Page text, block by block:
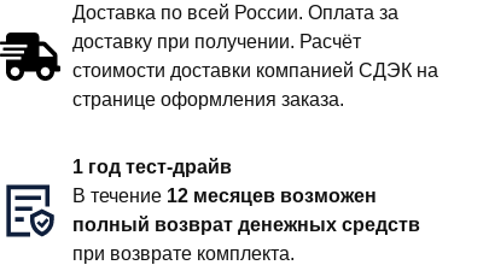
Доставка по всей России. Оплата за
доставку при получении. Расчёт
стоимости доставки компанией СДЭК на
странице оформления заказа.
1 год тест-драйв
В течение 12 месяцев возможен
полный возврат денежных средств
при возврате комплекта.